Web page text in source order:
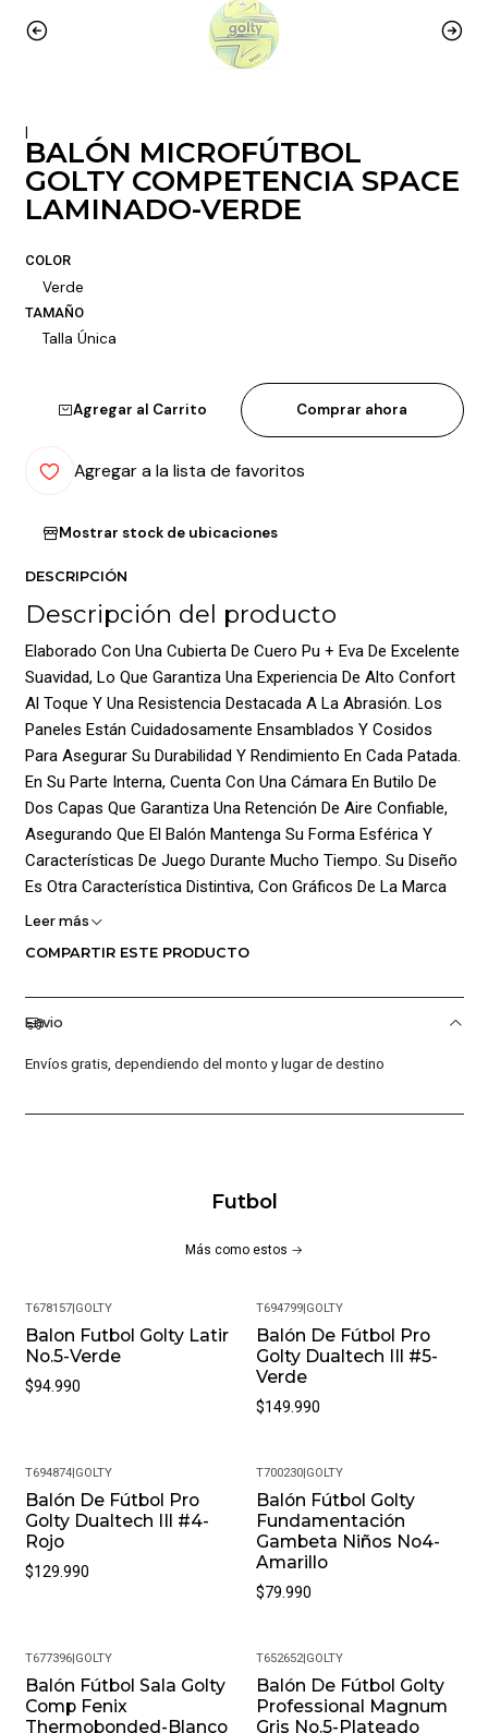
|
BALÓN MICROFÚTBOL
GOLTY COMPETENCIA SPACE
LAMINADO-VERDE
COLOR
Verde
TAMAÑO
Talla Única
Agregar al Carrito Comprar ahora
Agregar a la lista de favoritos
Mostrar stock de ubicaciones
DESCRIPCIÓN
Descripción del producto
Elaborado Con Una Cubierta De Cuero Pu + Eva De Excelente
Suavidad, Lo Que Garantiza Una Experiencia De Alto Confort
Al Toque Y Una Resistencia Destacada A La Abrasión. Los
Paneles Están Cuidadosamente Ensamblados Y Cosidos
Para Asegurar Su Durabilidad Y Rendimiento En Cada Patada.
En Su Parte Interna, Cuenta Con Una Cámara En Butilo De
Dos Capas Que Garantiza Una Retención De Aire Confiable,
Asegurando Que El Balón Mantenga Su Forma Esférica Y
Características De Juego Durante Mucho Tiempo. Su Diseño
Es Otra Característica Distintiva, Con Gráficos De La Marca
En Varios Colores Que Mejoran Su Visibilidad En El Campo Y
Peso 440 A 450 G. Circunferencia 58 A 60 Cm. Rebote
Distribuidores Autorizados: Somos Distribuidores
Garantía De 30 Días: Cada Compra Incluye Una Garantía
De 30 Días Por Defectos De Fabricación, Para Que
Compres Con Total Confianza.
Atención Al Cliente Excepcional: Nuestro Equipo Está
Siempre Disponible Para Ayudarte Con Cualquier
Un Servicio Al Cliente De Primera Clase Para Que Tu
Experiencia De Compra Sea Impecable.
Preguntas Frecuentes
¿Sus Productos Son Originales? Sí, En Pacific Sport
Colombia, Solo Vendemos Productos Originales Y
Estar Seguro De Que Recibirás Un Producto Auténtico.
¿Cuál Es La Política De Garantías? Todos Nuestros
Productos, Cuentan Con Una Garantía De 30 Días Por
Leer más
COMPARTIR ESTE PRODUCTO
Envio
Envíos gratis, dependiendo del monto y lugar de destino
Futbol
Más como estos
T678157|GOLTY
Balon Futbol Golty Latir
No.5-Verde
$94.990
T694799|GOLTY
Balón De Fútbol Pro
Golty Dualtech IIl #5-
Verde
$149.990
T694874|GOLTY
Balón De Fútbol Pro
Golty Dualtech IIl #4-
Rojo
$129.990
T700230|GOLTY
Balón Fútbol Golty
Fundamentación
Gambeta Niños No4-
Amarillo
$79.990
T677396|GOLTY
Balón Fútbol Sala Golty
Comp Fenix
Thermobonded-Blanco
T652652|GOLTY
Balón De Fútbol Golty
Professional Magnum
Gris No.5-Plateado